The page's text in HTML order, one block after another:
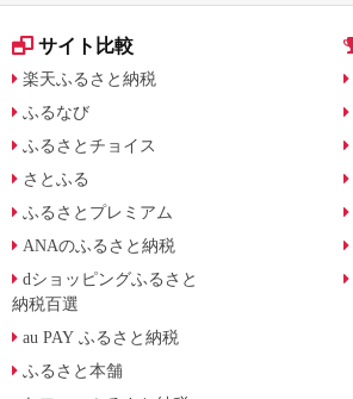
サイト比較
楽天ふるさと納税
ふるなび
ふるさとチョイス
さとふる
ふるさとプレミアム
ANAのふるさと納税
dショッピングふるさと
納税百選
au PAY ふるさと納税
ふるさと本舗